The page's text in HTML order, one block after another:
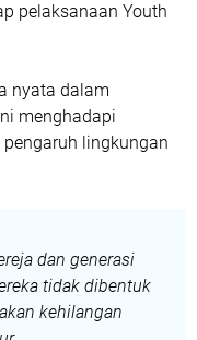
pelaksanaan Youth
nyata dalam
menghadapi
lingkungan
dan generasi
tidak dibentuk
kehilangan